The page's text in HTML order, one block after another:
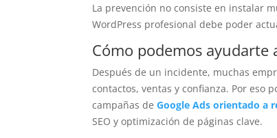
La prevención no consiste en instalar
WordPress profesional debe poder
Cómo podemos
Después de un incidente, muchas
contactos, ventas y confianza. Por eso
campañas deGoogle Ads orientado a
SEO y optimización de páginas clave.